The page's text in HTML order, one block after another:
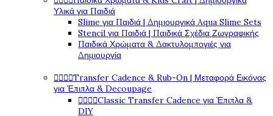
Υλικά για Παιδιά
Slime για Παιδιά | Δημιουργικά Aqua Slime Sets
Stencil για Παιδιά | Παιδικά Σχέδια Ζωγραφικής
Παιδικά Χρώματα & Δακτυλομπογιές για
Δημιουργία
Transfer Cadence & Rub-On | Μεταφορά Εικόνας
για Έπιπλα & Decoupage
Classic Transfer Cadence για Έπιπλα &
DIY